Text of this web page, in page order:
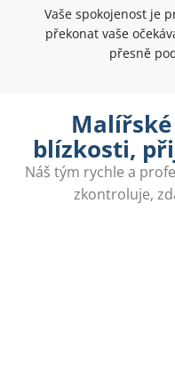
Vaše spokojenost je
překonat vaše
přesně
blízkosti,
Náš tým rychle a
zkontroluje,